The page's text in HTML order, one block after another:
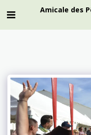
Amicale des